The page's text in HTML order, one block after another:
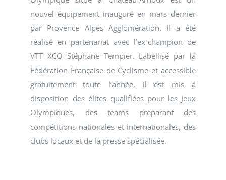
nouvel équipement inauguré en mars dernier
par Provence Alpes Agglomération. Il a été
réalisé en partenariat avec l’ex-champion de
VTT XCO Stéphane Tempier. Labellisé par la
Fédération Française de Cyclisme et accessible
gratuitement toute l’année, il est mis à
disposition des élites qualifiées pour les Jeux
Olympiques, des teams préparant des
compétitions nationales et internationales, des
clubs locaux et de la presse spécialisée.